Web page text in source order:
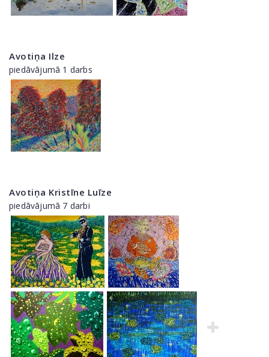
Avotiņa Ilze
piedāvājumā 1 darbs
Avotiņa Kristīne Luīze
piedāvājumā 7 darbi